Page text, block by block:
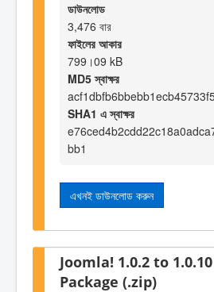
ডাউনলোড
3,476 বার
ফাইলের আকার
799।09 kB
MD5 স্বাক্ষর
SHA1 এ স্বাক্ষর
bb1
এখনই ডাউনলোড করুন
Joomla! 1.0.2 to
Package (.zip)